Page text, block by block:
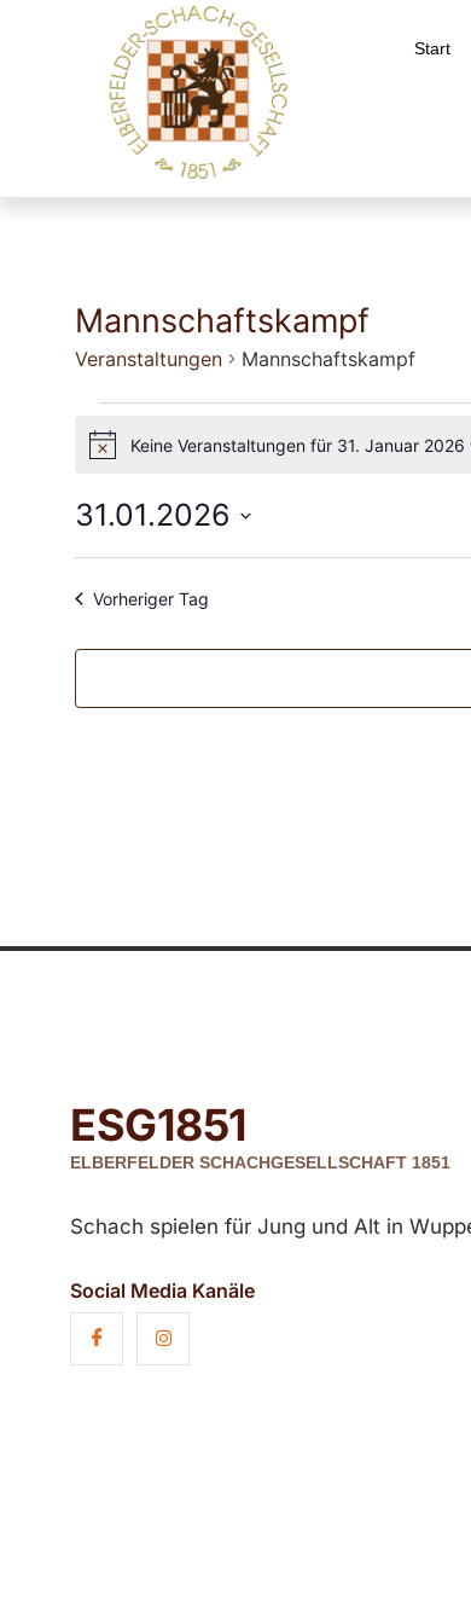
Start
Mannschaftskampf
Veranstaltungen Mannschaftskampf
HinweisKeine Veranstaltungen für 31. Januar
31.01.2026
wählen.
Vorheriger Tag
ESG1851
ELBERFELDER SCHACHGESELLSCHAFT 1851
Schach spielen für Jung und Alt in
Social Media Kanäle